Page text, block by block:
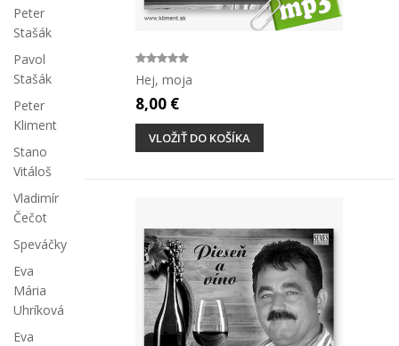
Peter
Stašák
Pavol
Stašák
Peter
Kliment
Stano
Vitáloš
Vladimír
Čečot
Speváčky
Eva
Mária
Uhríková
Eva
Hej, moja
8,00 €
VLOŽIŤ DO KOŠÍKA